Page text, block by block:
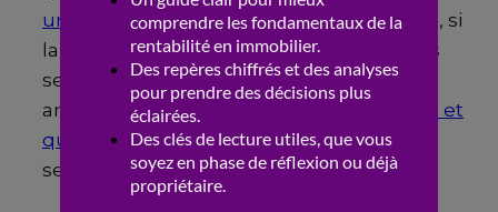
une pour investiravec des associés. Enfin, si
la gestion d’un commerce en direct vous
semble trop complexe, vous pourriez
analyser
comment fonctionnent les SCPI et
quels sont leurs rendementsdans le
secteur des bureaux.